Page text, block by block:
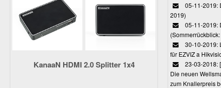
KanaaN HDMI 2.0 Splitter 1x4
05-11-2019:
2019)
05-11-2019:
30-10-2019:
für EZVIZ a
23-03-2018:
Die neuen
zum Knallerpreis